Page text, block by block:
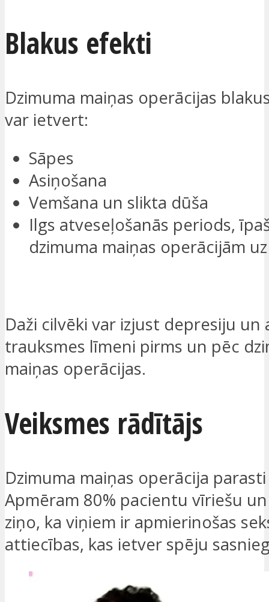
Blakus efekti
Dzimuma maiņas operācijas
var ietvert:
Sāpes
Asiņošana
Vemšana un slikta dūša
Ilgs atveseļošanās periods,
dzimuma maiņas operācijām
Daži cilvēki var izjust depresiju un
trauksmes līmeni pirms un pēc
maiņas operācijas.
Veiksmes rādītājs
Dzimuma maiņas operācija
Apmēram 80% pacientu vīriešu
ziņo, ka viņiem ir apmierinošas
attiecības, kas ietver spēju